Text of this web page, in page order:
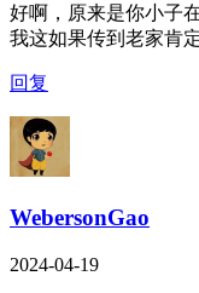
好啊，原来是你小子
我这如果传到老家肯
回复
WebersonGao
2024-04-19